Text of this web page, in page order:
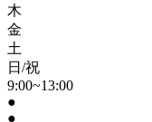
木
金
土
日/祝
9:00~13:00
●
●